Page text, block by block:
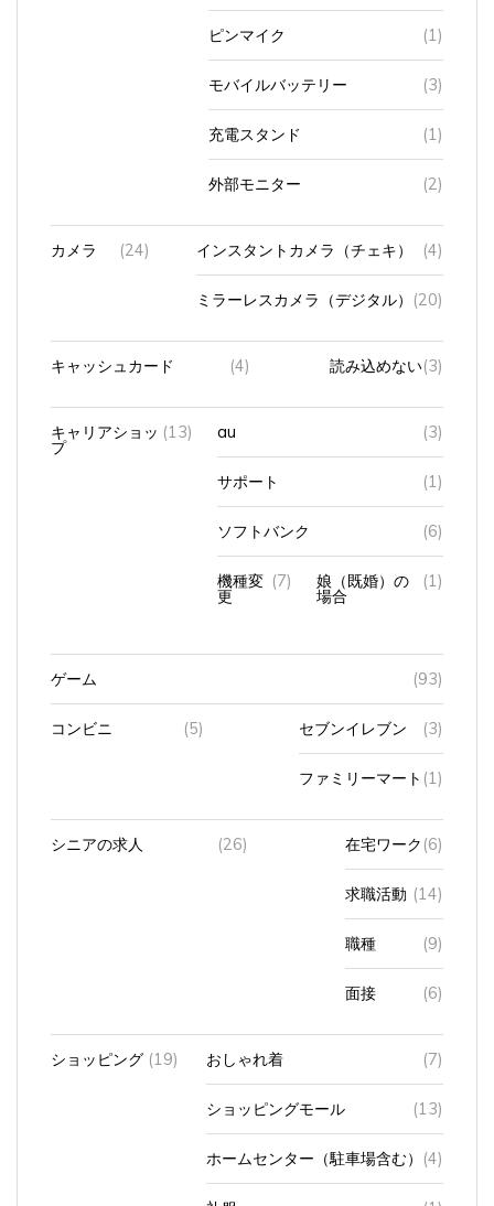
ピンマイク (1)
モバイルバッテリー (3)
充電スタンド (1)
外部モニター (2)
カメラ (24) インスタントカメラ（チェキ） (4)
ミラーレスカメラ（デジタル）(20)
キャッシュカード (4) 読み込めない(3)
キャリアショッ(13) au (3)
サポート (1)
ソフトバンク (6)
機種変
更
(7) 娘（既婚）の
場合
(1)
ゲーム (93)
コンビニ (5) セブンイレブン (3)
ファミリーマート(1)
シニアの求人 (26) 在宅ワーク(6)
求職活動 (14)
職種 (9)
面接 (6)
ショッピング (19) おしゃれ着 (7)
ショッピングモール (13)
ホームセンター（駐車場含む）(4)
礼服 (1)